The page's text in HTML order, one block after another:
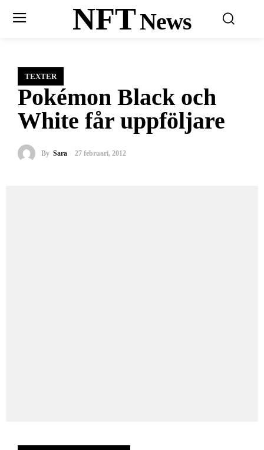
NFTNews
TEXTER
Pokémon Black och
White får uppföljare
By Sara 27 februari, 2012